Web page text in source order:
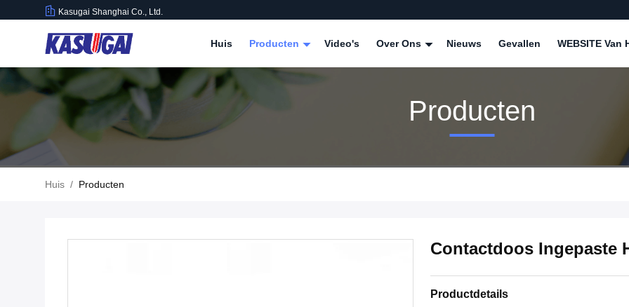
Kasugai Shanghai Co., Ltd.
Huis Producten Video's Over Ons Nieuws Gevallen WEBSITE Van
Producten
Huis / Producten
Contactdoos Ingepaste
Productdetails